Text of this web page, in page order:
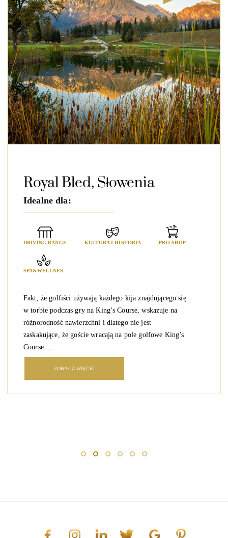
Royal Bled, Słowenia
Idealne dla:
DRIVING RANGE KULTURA I HISTORIA PRO SHOP
SPA&WELLNES
Fakt, że golfiści używają każdego kija znajdującego się
w torbie podczas gry na King’s Course, wskazuje na
różnorodność nawierzchni i dlatego nie jest
zaskakujące, że goście wracają na pole golfowe King’s
Course. ...
ZOBACZ WIĘCEJ